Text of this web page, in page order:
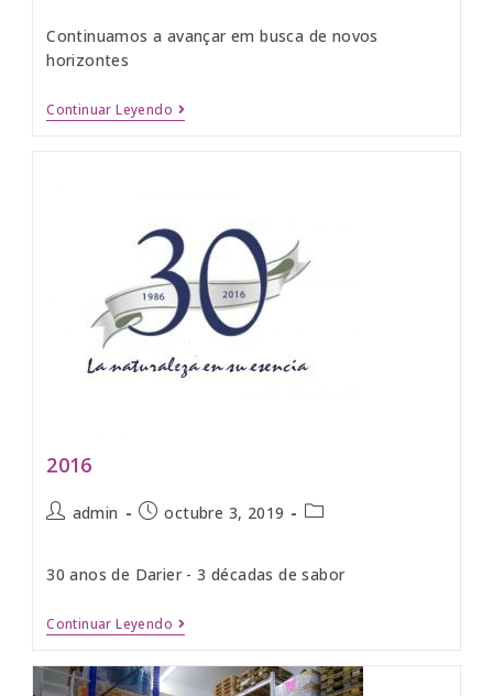
Continuamos a avançar em busca de novos
horizontes
Continuar Leyendo
2016
admin octubre 3, 2019
30 anos de Darier - 3 décadas de sabor
Continuar Leyendo